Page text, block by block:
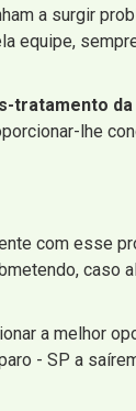
a surgir
equipe,
tratamento da
lhe
com esse
caso
a melhor
- SP a